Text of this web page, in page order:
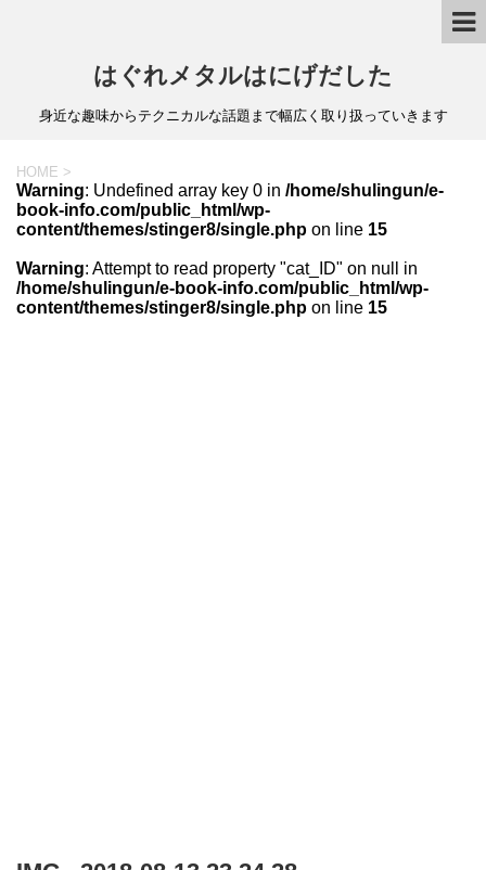
はぐれメタルはにげだした
身近な趣味からテクニカルな話題まで幅広く取り扱っていきます
HOME >
Warning: Undefined array key 0 in /home/shulingun/e-
book-info.com/public_html/wp-
content/themes/stinger8/single.php on line 15
Warning: Attempt to read property "cat_ID" on null in
/home/shulingun/e-book-info.com/public_html/wp-
content/themes/stinger8/single.php on line 15